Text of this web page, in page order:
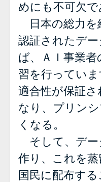
めにも不可欠で
日本の総力を
認証されたデ
ば、ＡＩ事業
習を行ってい
適合性が保証
なり、プリン
くなる。
そして、デー
作り、これを蒸
国民に配布す